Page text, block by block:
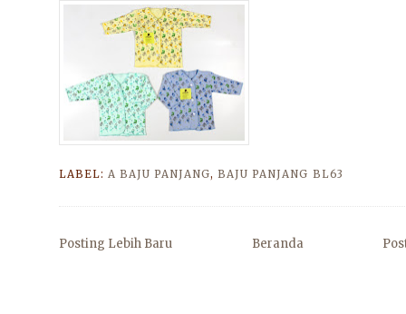
LABEL:A BAJU PANJANG,BAJU PANJANG BL63
Posting Lebih Baru Beranda